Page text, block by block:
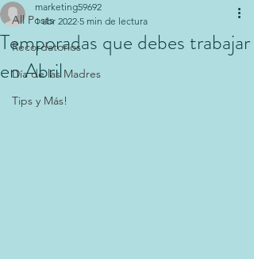
All Posts
Recordatorios
Día de las Madres
Tips y Más!
Temporadas que debes trabajar
en Abril
marketing59692
1 abr 2022 5 min de lectura